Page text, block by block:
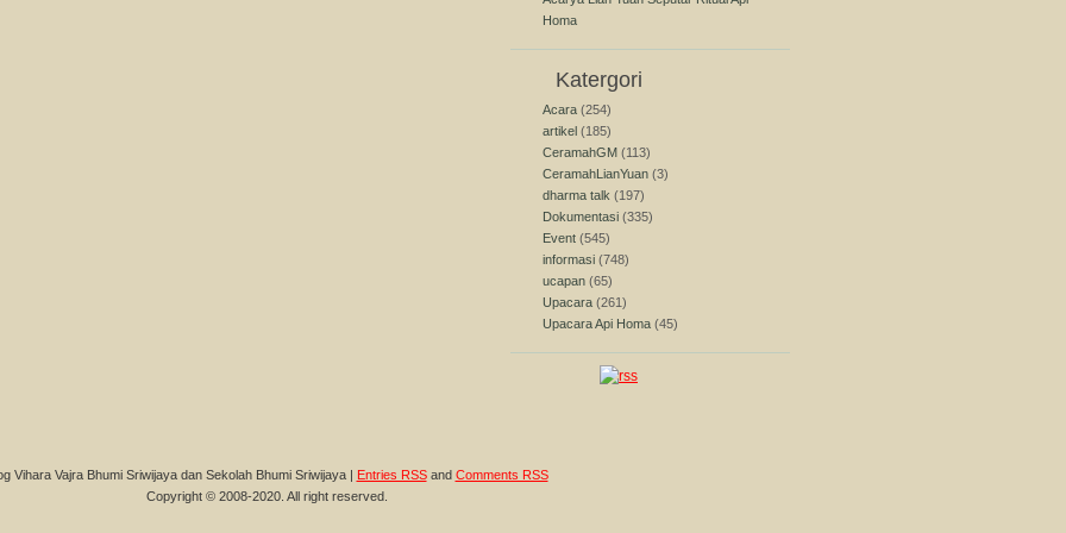
Homa
Katergori
Acara (254)
artikel (185)
CeramahGM (113)
CeramahLianYuan (3)
dharma talk (197)
Dokumentasi (335)
Event (545)
informasi (748)
ucapan (65)
Upacara (261)
Upacara Api Homa (45)
Vihara Vajra Bhumi Sriwijaya dan Sekolah Bhumi Sriwijaya | Entries RSSand Comments RSS
Copyright © 2008-2020. All right reserved.